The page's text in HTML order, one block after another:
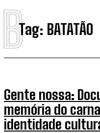
Tag: BATATÃO
B
Gente nossa:
memória do
identidade